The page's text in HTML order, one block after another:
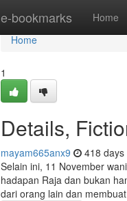
e-bookmarks Home
Home
Home
1
Details,
mayam665anx9 418 days
Selain ini, 11 November
hadapan Raja dan bukan
dari orang lain dan